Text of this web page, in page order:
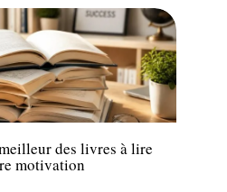
des livres à lire
motivation